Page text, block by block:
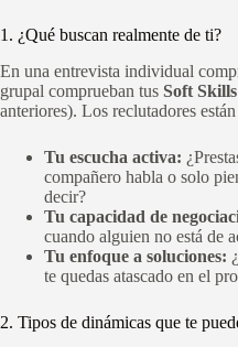
1. ¿Qué buscan realmente de ti?
En una entrevista individual
grupal comprueban tus Soft Skills
anteriores). Los reclutadores
Tu escucha activa:
compañero habla o solo
decir?
Tu capacidad de
cuando alguien no está de
Tu enfoque a soluciones:
te quedas atascado en el
2. Tipos de dinámicas que te